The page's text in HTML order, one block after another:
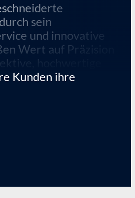
sein
und innovative
Wert auf Präzision
hochwertige
Kunden ihre